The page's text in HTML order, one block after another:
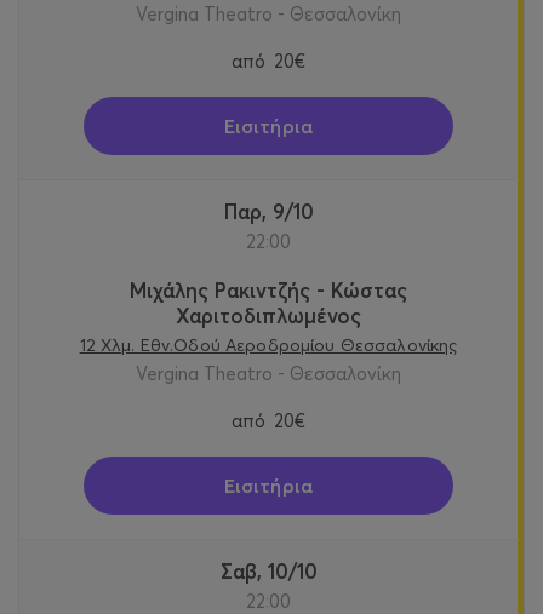
Vergina Theatro - Θεσσαλονίκη
από 20€
Εισιτήρια
Παρ, 9/10
22:00
Μιχάλης Ρακιντζής - Κώστας
Χαριτοδιπλωμένος
12 Χλμ. Εθν.Οδού Αεροδρομίου Θεσσαλονίκης
Vergina Theatro - Θεσσαλονίκη
από 20€
Εισιτήρια
Σαβ, 10/10
22:00